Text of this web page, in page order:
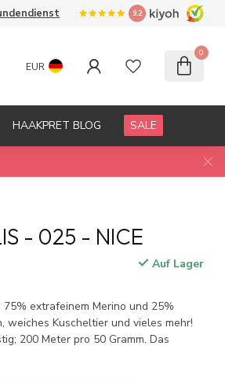
9.2
EUR
0
HAAKPRET BLOG SALE
- 025 - NICE
Auf Lager
extrafeinem Merino und 25%
weiches Kuscheltier und vieles mehr!
200 Meter pro 50 Gramm. Das